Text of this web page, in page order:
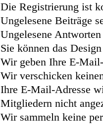
Die Registrierung ist
Ungelesene Beiträge
Ungelesene
Sie können das
Wir geben Ihre E-
Wir verschicken
Ihre E-Mail-Adresse
Mitgliedern nicht
Wir sammeln keine